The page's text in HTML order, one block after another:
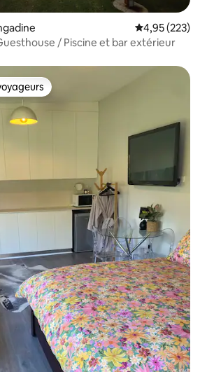
Évaluation
4,95 (223)
/ Piscine et bar extérieur
les plus appréciés